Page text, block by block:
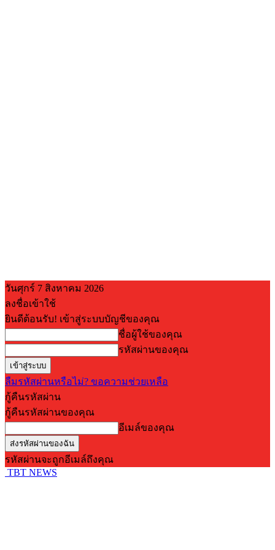
วันศุกร์ 7 สิงหาคม 2026
ลงชื่อเข้าใช้
ยินดีต้อนรับ! เข้าสู่ระบบบัญชีของคุณ
ชื่อผู้ใช้ของคุณ
รหัสผ่านของคุณ
ลืมรหัสผ่านหรือไม่? ขอความช่วยเหลือ
กู้คืนรหัสผ่าน
กู้คืนรหัสผ่านของคุณ
อีเมล์ของคุณ
รหัสผ่านจะถูกอีเมล์ถึงคุณ
TBT NEWS